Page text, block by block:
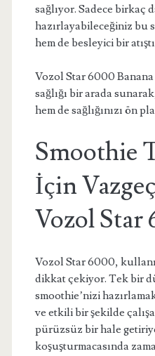
sağlıyor. Sadece birkaç
hazırlayabileceğiniz bu
hem de besleyici bir
Vozol Star 6000
sağlığı bir arada
hem de sağlığınızı ön
Smoothie
İçin
Vozol Star
Vozol Star 6000,
dikkat çekiyor. Tek bir
smoothie’nizi
ve etkili bir şekilde
pürüzsüz bir hale
koşuşturmacasında